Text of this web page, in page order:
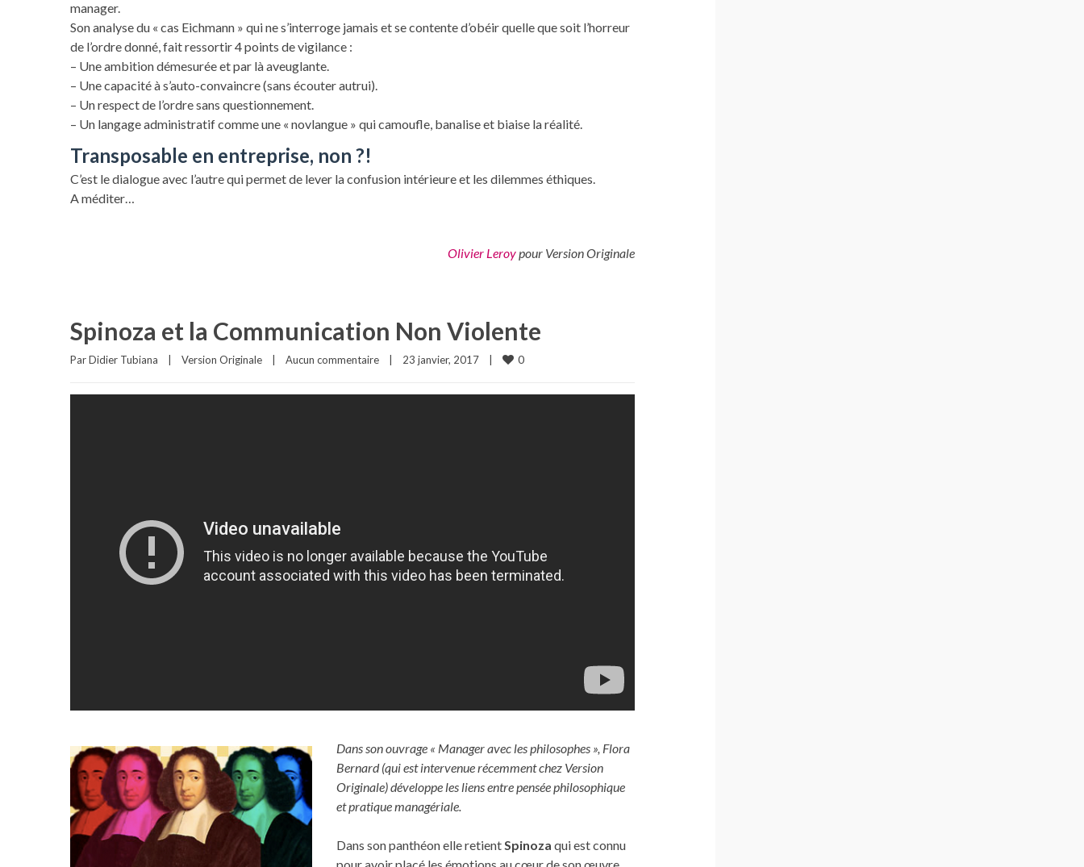
manager.
Son analyse du « cas Eichmann » qui ne s’interroge jamais et se contente d’obéir quelle que soit l’horreur
de l’ordre donné, fait ressortir 4 points de vigilance :
– Une ambition démesurée et par là aveuglante.
– Une capacité à s’auto-convaincre (sans écouter autrui).
– Un respect de l’ordre sans questionnement.
– Un langage administratif comme une « novlangue » qui camoufle, banalise et biaise la réalité.
Transposable en entreprise, non ?!
C’est le dialogue avec l’autre qui permet de lever la confusion intérieure et les dilemmes éthiques.
A méditer…
Olivier Leroy pour Version Originale
Spinoza et la Communication Non Violente
Par Didier Tubiana Version Originale Aucun commentaire 23 janvier, 2017 0
Dans son ouvrage « Manager avec les philosophes », Flora
Bernard (qui est intervenue récemment chez Version
Originale) développe les liens entre pensée philosophique
et pratique managériale.
Dans son panthéon elle retientSpinoza qui est connu